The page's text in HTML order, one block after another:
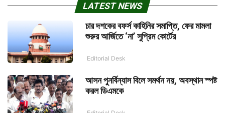
LATEST NEWS
চার দশকের বফর্স কাহিনির সমাপ্তি, ফের মামলা
শুরুর আর্জিতে ‘না’ সুপ্রিম কোর্টের
Editorial Desk
আসন পুনর্বিন্যাস বিলে সমর্থন নয়, অবস্থান স্পষ্ট
করল ডিএমকে